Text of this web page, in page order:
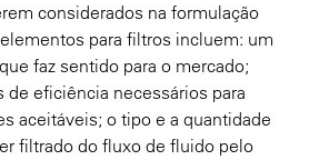
considerados na formulação
para filtros incluem: um
faz sentido para o mercado;
de eficiência necessários para
aceitáveis; o tipo e a quantidade
filtrado do fluxo de fluido pelo